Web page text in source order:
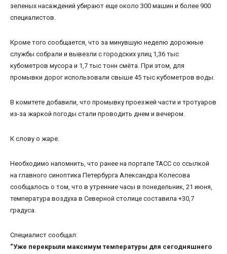
зеленых насаждений убирают еще около 300 машин и более 900
специалистов.
Кроме того сообщается, что за минувшую неделю дорожные
службы собрали и вывезли с городских улиц 1,36 тыс
кубометров мусора и 1,7 тыс тонн смёта. При этом, для
промывки дорог использовали свыше 45 тыс кубометров воды.
В комитете добавили, что промывку проезжей части и тротуаров
из-за жаркой погоды стали проводить днем и вечером.
К слову о жаре.
Необходимо напомнить, что ранее на портале ТАСС со ссылкой
на главного синоптика Петербурга Александра Колесова
сообщалось о том, что в утренние часы в понедельник, 21 июня,
температура воздуха в Северной столице составила +30,7
градуса.
Специалист сообщал:
“Уже перекрыли максимум температуры для сегодняшнего